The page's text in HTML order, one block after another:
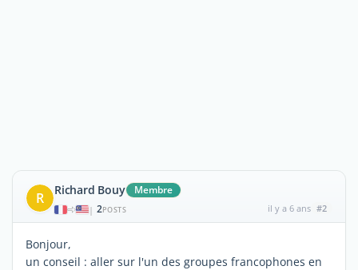
R Richard Bouy Membre
| 2POSTS il y a 6 ans #2
Bonjour,
un conseil : aller sur l'un des groupes francophones en